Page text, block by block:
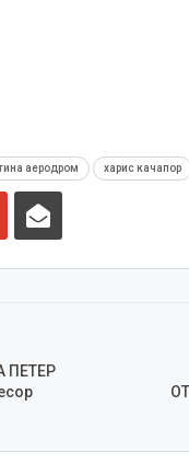
аеродром харис качапор
ПЕТЕР